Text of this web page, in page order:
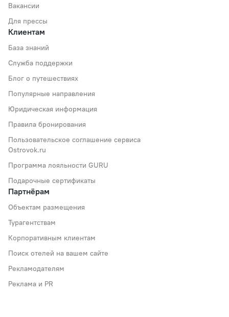
Вакансии
Для прессы
Клиентам
База знаний
Служба поддержки
Блог о путешествиях
Популярные направления
Юридическая информация
Правила бронирования
Пользовательское соглашение сервиса
Ostrovok.ru
Программа лояльности GURU
Подарочные сертификаты
Партнёрам
Объектам размещения
Турагентствам
Корпоративным клиентам
Поиск отелей на вашем сайте
Рекламодателям
Реклама и PR